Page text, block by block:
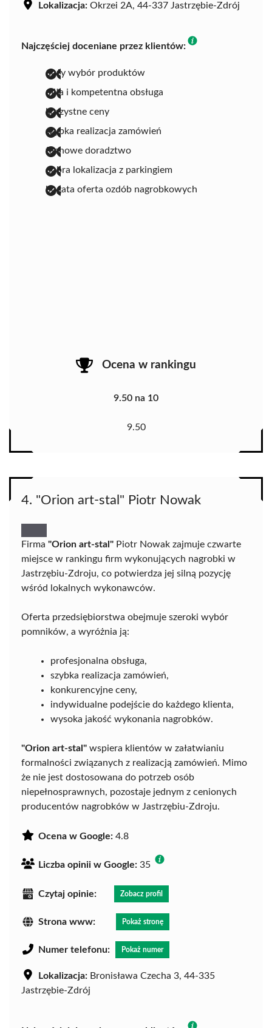
Lokalizacja: Okrzei 2A, 44-337 Jastrzębie-Zdrój
Najczęściej doceniane przez klientów:
duży wybór produktów
miła i kompetentna obsługa
korzystne ceny
szybka realizacja zamówień
fachowe doradztwo
dobra lokalizacja z parkingiem
bogata oferta ozdób nagrobkowych
Ocena w rankingu
9.50 na 10
9.50
4. "Orion art-stal" Piotr Nowak
Firma "Orion art-stal" Piotr Nowak zajmuje czwarte
miejsce w rankingu firm wykonujących nagrobki w
Jastrzębiu-Zdroju, co potwierdza jej silną pozycję
wśród lokalnych wykonawców.
Oferta przedsiębiorstwa obejmuje szeroki wybór
pomników, a wyróżnia ją:
profesjonalna obsługa,
szybka realizacja zamówień,
konkurencyjne ceny,
indywidualne podejście do każdego klienta,
wysoka jakość wykonania nagrobków.
"Orion art-stal" wspiera klientów w załatwianiu
formalności związanych z realizacją zamówień. Mimo
że nie jest dostosowana do potrzeb osób
niepełnosprawnych, pozostaje jednym z cenionych
producentów nagrobków w Jastrzębiu-Zdroju.
Ocena w Google: 4.8
Liczba opinii w Google: 35
Czytaj opinie: Zobacz profil
Strona www: Pokaż stronę
Numer telefonu: Pokaż numer
Lokalizacja: Bronisława Czecha 3, 44-335
Jastrzębie-Zdrój